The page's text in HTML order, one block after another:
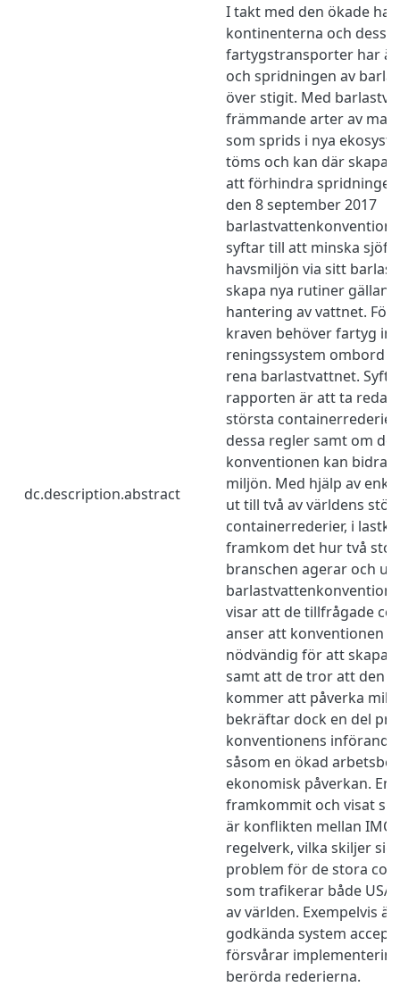
dc.description.abstract
I takt med den ökade
kontinenterna och dess
fartygstransporter har
och spridningen av
över stigit. Med
främmande arter av
som sprids i nya
töms och kan där skapa
att förhindra
den 8 september 2017
syftar till att minska
havsmiljön via sitt
skapa nya rutiner
hantering av vattnet. För
kraven behöver fartyg
reningssystem ombord
rena barlastvattnet.
rapporten är att ta reda
största
dessa regler samt om de
konventionen kan bidra
miljön. Med hjälp av
ut till två av världens
containerrederier, i
framkom det hur två
branschen agerar och
visar att de tillfrågade
anser att konventionen
nödvändig för att skapa
samt att de tror att den
kommer att påverka
bekräftar dock en del
konventionens
såsom en ökad
ekonomisk påverkan. En
framkommit och visat
är konflikten mellan
regelverk, vilka skiljer
problem för de stora
som trafikerar både USA
av världen. Exempelvis
godkända system
försvårar
berörda rederierna.